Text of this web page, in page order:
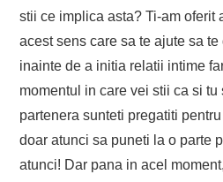
stii ce implica asta? Ti-am oferit
acest sens care sa te ajute sa
inainte de a initia relatii intime
momentul in care vei stii ca si tu
partenera sunteti pregatiti
doar atunci sa puneti la o parte
atunci! Dar pana in acel